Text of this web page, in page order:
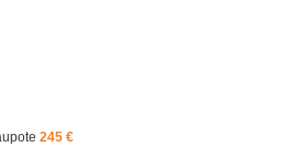
245 ‎€